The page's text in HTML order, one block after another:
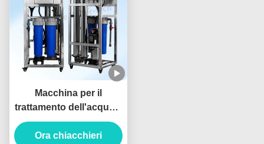
Macchina per il
trattamento dell'acqua a
osmosi inversa (RO) da
250 LPH a basso
Ora chiacchieri